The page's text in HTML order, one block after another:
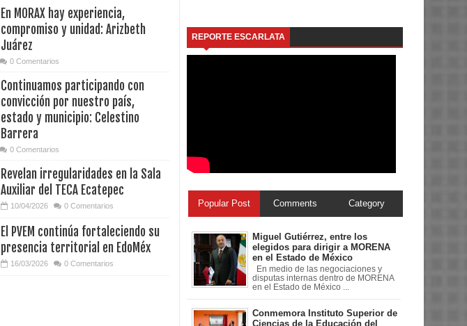
En MORAX hay experiencia,
compromiso y unidad: Arizbeth
Juárez
0 Comentarios
Continuamos participando con
convicción por nuestro país,
estado y municipio: Celestino
Barrera
0 Comentarios
Revelan irregularidades en la Sala
Auxiliar del TECA Ecatepec
10/04/2026 0 Comentarios
El PVEM continúa fortaleciendo su
presencia territorial en EdoMéx
16/03/2026 0 Comentarios
REPORTE ESCARLATA
Popular Post Comments Category
Miguel Gutiérrez, entre los
elegidos para dirigir a MORENA
en el Estado de México
En medio de las negociaciones y
disputas internas dentro de MORENA
en el Estado de México ...
Conmemora Instituto Superior de
Ciencias de la Educación del